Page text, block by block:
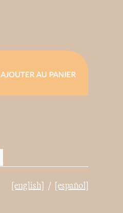
AJOUTER AU PANIER
[english] [español]